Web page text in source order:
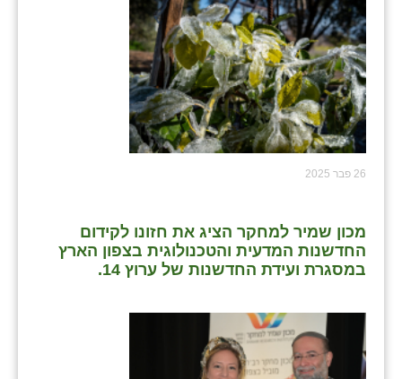
26 פבר 2025
מכון שמיר למחקר הציג את חזונו לקידום
החדשנות המדעית והטכנולוגית בצפון הארץ
במסגרת ועידת החדשנות של ערוץ 14.